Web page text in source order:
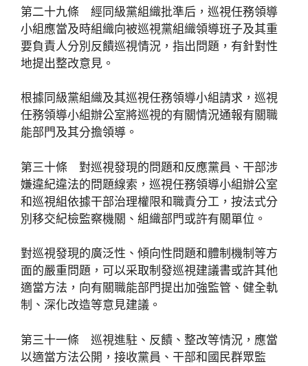
第二十九條 經同級黨組織批準后，巡視任務領導
小組應當及時組織向被巡視黨組織領導班子及其重
要負責人分別反饋巡視情況，指出問題，有針對性
地提出整改意見。
根據同級黨組織及其巡視任務領導小組請求，巡視
任務領導小組辦公室將巡視的有關情況通報有關職
能部門及其分擔領導。
第三十條 對巡視發現的問題和反應黨員、干部涉
嫌違紀違法的問題線索，巡視任務領導小組辦公室
和巡視組依據干部治理權限和職責分工，按法式分
別移交紀檢監察機關、組織部門或許有關單位。
對巡視發現的廣泛性、傾向性問題和體制機制等方
面的嚴重問題，可以采取制發巡視建議書或許其他
適當方法，向有關職能部門提出加強監管、健全軌
制、深化改造等意見建議。
第三十一條 巡視進駐、反饋、整改等情況，應當
以適當方法公開，接收黨員、干部和國民群眾監